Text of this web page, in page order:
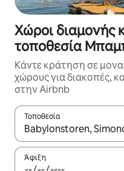
Χώροι διαμονής
τοποθεσία
Κάντε κράτηση σε
χώρους για διακοπές,
στην Airbnb
Τοποθεσία
Όταν τα αποτελέσματα
Άφιξη